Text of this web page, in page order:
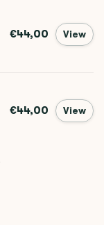
€44,00 View
€44,00 View